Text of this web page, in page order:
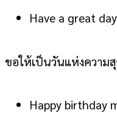
Have a great
ขอให้เป็นวันแห่งความ
Happy birthday